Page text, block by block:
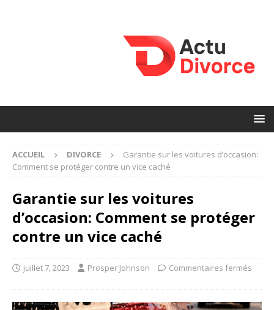
ACCUEIL DIVORCE
Garantie sur les voitures d’occasion:
Comment se protéger contre un vice caché
Garantie sur les voitures
d’occasion: Comment se protéger
contre un vice caché
juillet 7, 2023 Prosper Johnson Commentaires fermés